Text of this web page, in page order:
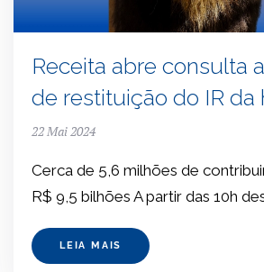
Receita abre consulta
de restituição do IR da
22 Mai 2024
Cerca de 5,6 milhões de
R$ 9,5 bilhões A partir das 10h
LEIA MAIS